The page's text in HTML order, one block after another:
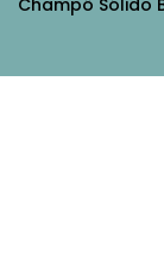
Champô Sólido